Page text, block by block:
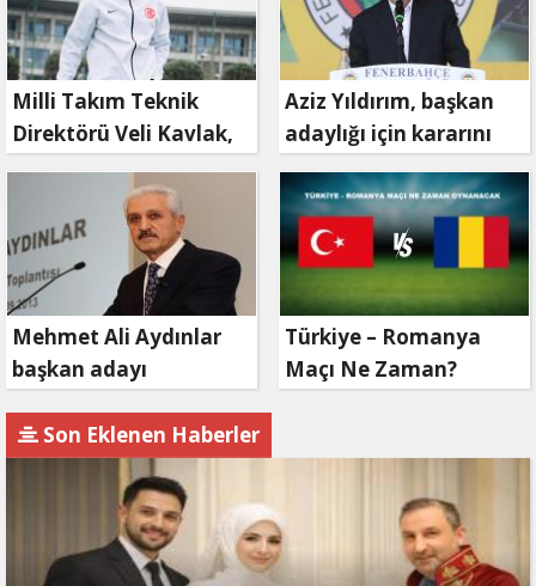
Milli Takım Teknik
Direktörü Veli Kavlak,
görevinden ayrıldı
Aziz Yıldırım, başkan
adaylığı için kararını
verdi
Mehmet Ali Aydınlar
başkan adayı
Türkiye – Romanya
Maçı Ne Zaman?
Son Eklenen Haberler